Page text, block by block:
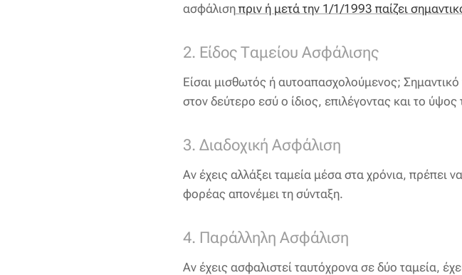
ασφάλιση πριν ή μετά την 1/1/1993 παίζει
2. Είδος Ταμείου Ασφάλισης
Είσαι μισθωτός ή αυτοαπασχολούμενος;
στον δεύτερο εσύ ο ίδιος, επιλέγοντας και το
3. Διαδοχική Ασφάλιση
Αν έχεις αλλάξει ταμεία μέσα στα χρόνια, πρέπει
φορέας απονέμει τη σύνταξη.
4. Παράλληλη Ασφάλιση
Αν έχεις ασφαλιστεί ταυτόχρονα σε δύο ταμεία,